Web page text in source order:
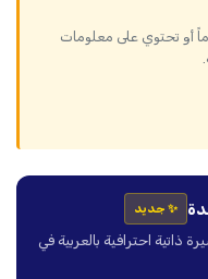
أو تحتوي على معلومات
✨ جديد
احترافية بالعربية في